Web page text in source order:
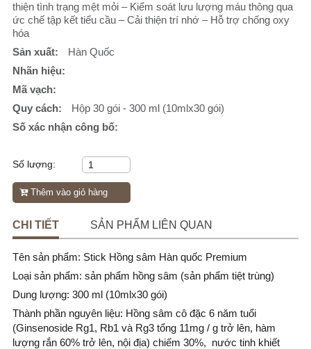
thiện tình trạng mệt mỏi – Kiểm soát lưu lượng máu thông qua
ức chế tập kết tiểu cầu – Cải thiện trí nhớ – Hỗ trợ chống oxy
hóa
Sản xuất:
Hàn Quốc
Nhãn hiệu:
Mã vạch:
Quy cách:
Hộp 30 gói - 300 ml (10mlx30 gói)
Số xác nhận công bố:
Số lượng:
Thêm vào giỏ hàng
CHI TIẾT SẢN PHẨM LIÊN QUAN
Tên sản phẩm: Stick Hồng sâm Hàn quốc Premium
Loại sản phẩm: sản phẩm hồng sâm (sản phẩm tiệt trùng)
Dung lượng: 300 ml (10mlx30 gói)
Thành phần nguyên liệu: Hồng sâm cô đặc 6 năm tuổi
(Ginsenoside Rg1, Rb1 và Rg3 tổng 11mg / g trở lên, hàm
lượng rắn 60% trở lên, nội địa) chiếm 30%, nước tinh khiết